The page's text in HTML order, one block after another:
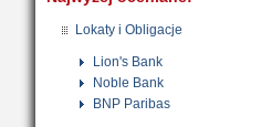
Lokaty i Obligacje
Lion's Bank
Noble Bank
BNP Paribas